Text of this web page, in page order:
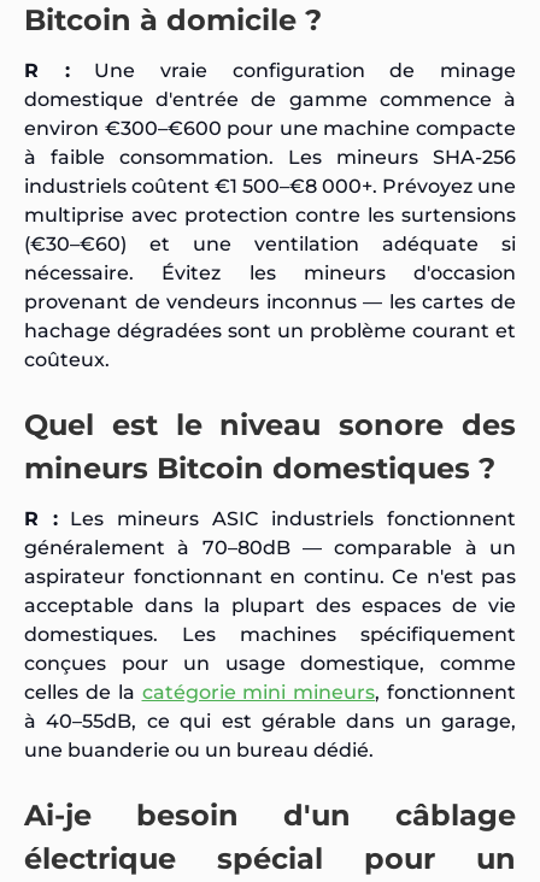
Bitcoin à domicile ?
R :Une vraie configuration de minage
domestique d'entrée de gamme commence à
environ €300–€600 pour une machine compacte
à faible consommation. Les mineurs SHA-256
industriels coûtent €1 500–€8 000+. Prévoyez une
multiprise avec protection contre les surtensions
(€30–€60) et une ventilation adéquate si
nécessaire. Évitez les mineurs d'occasion
provenant de vendeurs inconnus — les cartes de
hachage dégradées sont un problème courant et
coûteux.
Quel est le niveau sonore des
mineurs Bitcoin domestiques ?
R :Les mineurs ASIC industriels fonctionnent
généralement à 70–80dB — comparable à un
aspirateur fonctionnant en continu. Ce n'est pas
acceptable dans la plupart des espaces de vie
domestiques. Les machines spécifiquement
conçues pour un usage domestique, comme
celles de la catégorie mini mineurs, fonctionnent
à 40–55dB, ce qui est gérable dans un garage,
une buanderie ou un bureau dédié.
Ai-je besoin d'un câblage
électrique spécial pour un